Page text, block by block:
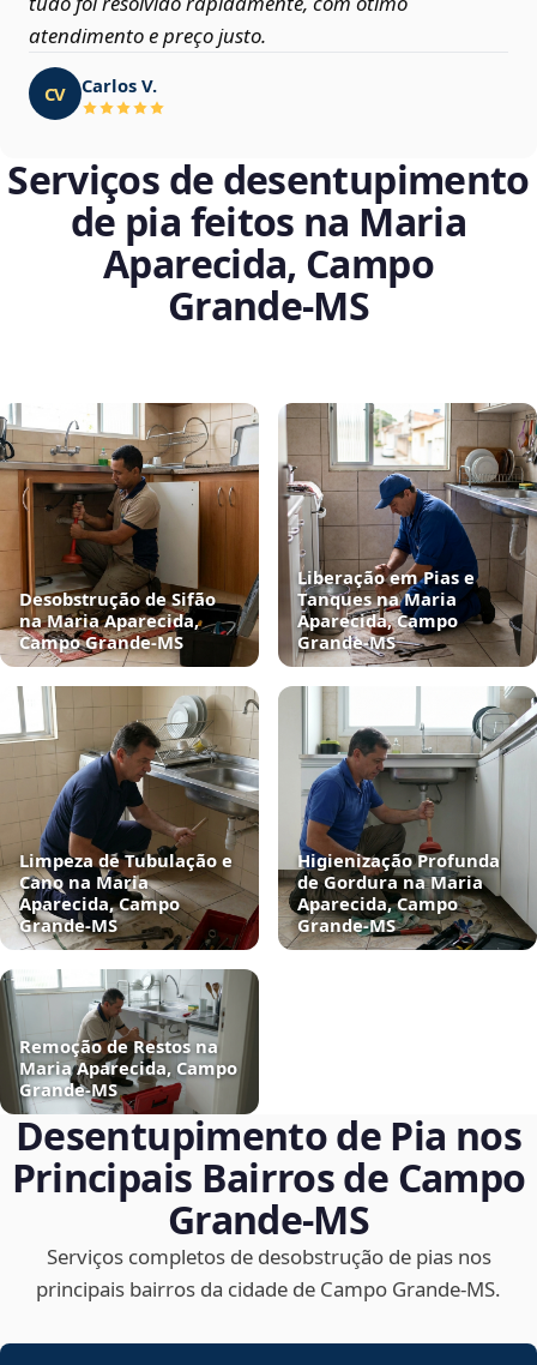
atendimento e preço justo.
CV Carlos V.
Serviços de desentupimento
de pia feitos na Maria
Aparecida, Campo
Grande‑MS
Desobstrução de Sifão
na Maria Aparecida,
Campo Grande‑MS
Liberação em Pias e
Tanques na Maria
Aparecida, Campo
Grande‑MS
Limpeza de Tubulação e
Cano na Maria
Aparecida, Campo
Grande‑MS
Higienização Profunda
de Gordura na Maria
Aparecida, Campo
Grande‑MS
Remoção de Restos na
Maria Aparecida, Campo
Grande‑MS
Desentupimento de Pia nos
Principais Bairros de Campo
Grande‑MS
Serviços completos de desobstrução de pias nos
principais bairros da cidade de Campo Grande‑MS.